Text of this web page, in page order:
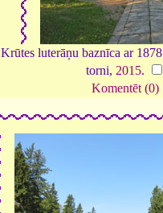
Krūtes luterāņu baznīca ar
torni, 2015.
Komentēt (0)